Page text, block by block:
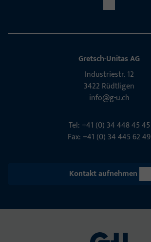
Gretsch-Unitas AG
Indu­s­triestr. 12
3422 Rüdt­ligen
info@g-u.ch
Tel: +41 (0) 34 448 45 45
Fax: +41 (0) 34 445 62 49
Kontakt aufnehmen